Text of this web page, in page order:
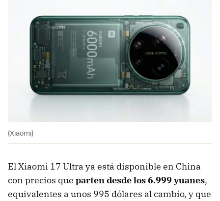
(Xiaomi)
El Xiaomi 17 Ultra ya está disponible en China
con precios que parten desde los 6.999 yuanes,
equivalentes a unos 995 dólares al cambio, y que